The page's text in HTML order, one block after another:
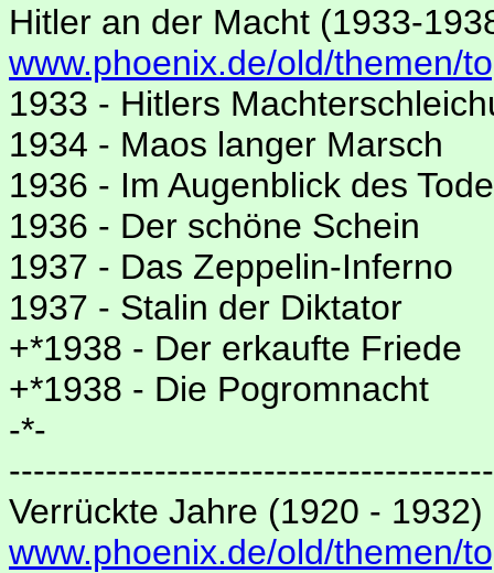
Hitler an der Macht (1933-
www.phoenix.de/old/themen/
1933 - Hitlers
1934 - Maos langer Marsch
1936 - Im Augenblick des
1936 - Der schöne Schein
1937 - Das Zeppelin-Inferno
1937 - Stalin der Diktator
+*1938 - Der erkaufte Friede
+*1938 - Die Pogromnacht
-*-
Verrückte Jahre (1920 - 1932)
www.phoenix.de/old/themen/